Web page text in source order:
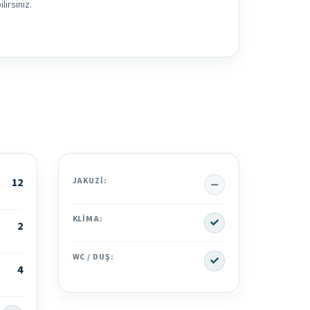
12
2
4
JAKUZI: No
KLIMA: Yes
WC / DUŞ: Yes